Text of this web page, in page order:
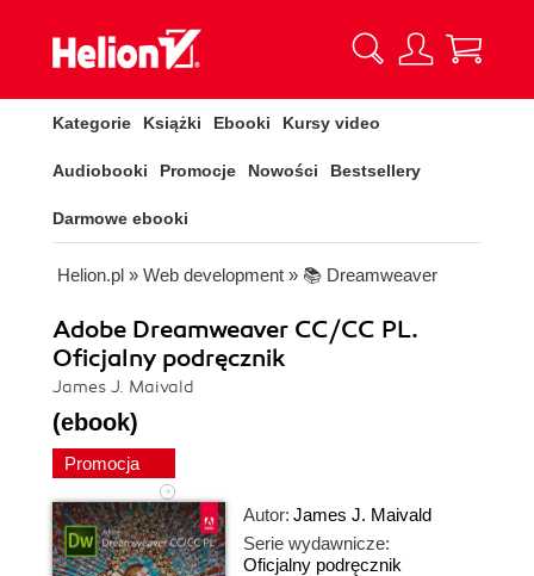
Kategorie Książki Ebooki Kursy video
Audiobooki Promocje Nowości Bestsellery
Darmowe ebooki
Helion.pl » Web development » 📚 Dreamweaver
Adobe Dreamweaver CC/CC PL.
Oficjalny podręcznik
James J. Maivald
(ebook)
Promocja
Autor: James J. Maivald
Serie wydawnicze:
Oficjalny podręcznik